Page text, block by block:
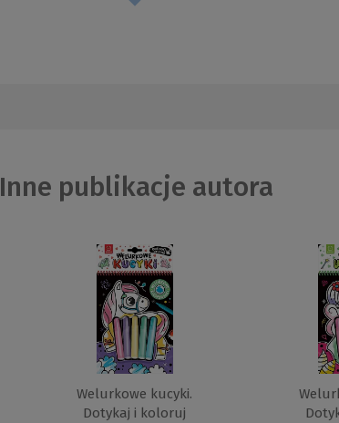
Inne publikacje autora
Welurkowe kucyki.
Dotykaj i koloruj